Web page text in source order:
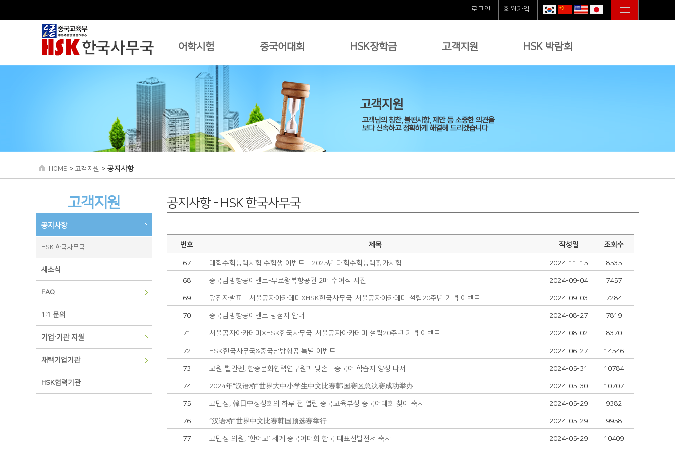
로그인 회원가입
어학시험 중국어대회 HSK장학금 고객지원 HSK 박람회
HOME > 고객지원 > 공지사항
고객지원
공지사항
HSK 한국사무국
새소식
FAQ
1:1 문의
기업∙기관 지원
채택기업기관
HSK협력기관
공지사항 - HSK 한국사무국
번호 제목 작성일 조회수
67 대학수학능력시험 수험생 이벤트 - 2025년 대학수학능력평가시험 2024-11-15 8535
68 중국남방항공이벤트-무료왕복항공권 2매 수여식 사진 2024-09-04 7457
69 당첨자발표 - 서울공자아카데미XHSK한국사무국-서울공자아카데미 설립20주년 기념 이벤트 2024-09-03 7284
70 중국남방항공이벤트 당첨자 안내 2024-08-27 7819
71 서울공자아카데미XHSK한국사무국-서울공자아카데미 설립20주년 기념 이벤트 2024-08-02 8370
72 HSK한국사무국&중국남방항공 특별 이벤트 2024-06-27 14546
73 교원 빨간펜, 한중문화협력연구원과 맞손…중국어 학습자 양성 나서 2024-05-31 10784
74 2024年“汉语桥”世界大中小学生中文比赛韩国赛区总决赛成功举办 2024-05-30 10707
75 고민정, 韓日中정상회의 하루 전 열린 중국교육부상 중국어대회 찾아 축사 2024-05-29 9382
76 “汉语桥”世界中文比赛韩国预选赛举行 2024-05-29 9958
77 고민정 의원, ‘한어교’ 세계 중국어대회 한국 대표선발전서 축사 2024-05-29 10409